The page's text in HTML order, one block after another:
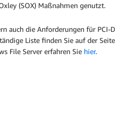
(SOX) Maßnahmen genutzt.
auch die Anforderungen für PCI-
Liste finden Sie auf der Seite
File Server erfahren Sie hier.